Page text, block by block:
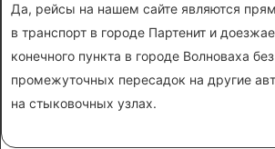
Да, рейсы на нашем сайте являются
в транспорт в городе Партенит и
конечного пункта в городе Волноваха
промежуточных пересадок на другие
на стыковочных узлах.